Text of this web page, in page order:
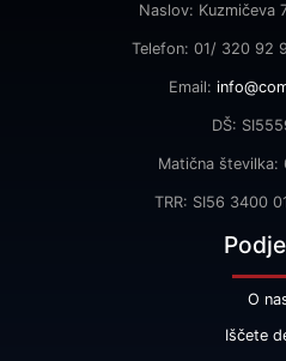
Naslov: Kuzmičeva
Telefon: 01/ 320 92
Email:
DŠ:
Matična
TRR: SI56 3400
O
Iščete